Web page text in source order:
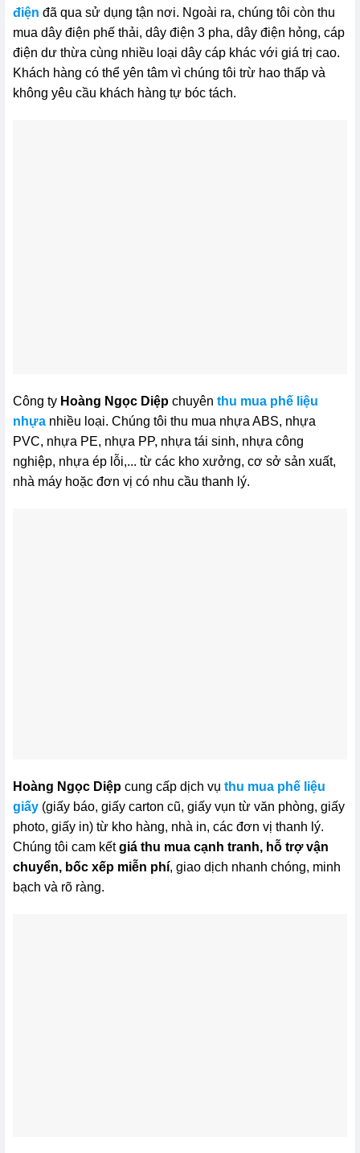
điện đã qua sử dụng tận nơi. Ngoài ra, chúng tôi còn thu
mua dây điện phế thải, dây điện 3 pha, dây điện hỏng, cáp
điện dư thừa cùng nhiều loại dây cáp khác với giá trị cao.
Khách hàng có thể yên tâm vì chúng tôi trừ hao thấp và
không yêu cầu khách hàng tự bóc tách.
Công ty Hoàng Ngọc Diệpchuyên thu mua phế liệu
nhựanhiều loại. Chúng tôi thu mua nhựa ABS, nhựa
PVC, nhựa PE, nhựa PP, nhựa tái sinh, nhựa công
nghiệp, nhựa ép lỗi,... từ các kho xưởng, cơ sở sản xuất,
nhà máy hoặc đơn vị có nhu cầu thanh lý.
Hoàng Ngọc Diệpcung cấp dịch vụ thu mua phế liệu
giấy(giấy báo, giấy carton cũ, giấy vụn từ văn phòng, giấy
photo, giấy in) từ kho hàng, nhà in, các đơn vị thanh lý.
Chúng tôi cam kếtgiá thu mua cạnh tranh, hỗ trợ vận
chuyển, bốc xếp miễn phí, giao dịch nhanh chóng, minh
bạch và rõ ràng.